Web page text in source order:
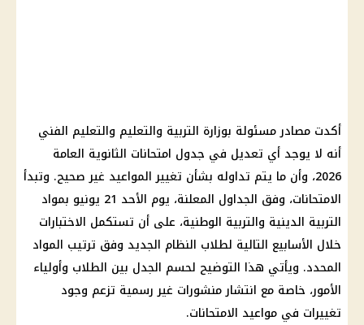
أكدت مصادر مسئولة بوزارة التربية والتعليم والتعليم الفني
أنه لا يوجد أي تعديل في جدول امتحانات الثانوية العامة
2026، وأن ما يتم تداوله بشأن تغيير المواعيد غير صحيح. وتبدأ
الامتحانات، وفق الجداول المعلنة، يوم الأحد 21 يونيو بمواد
التربية الدينية والتربية الوطنية، على أن تستكمل الاختبارات
خلال الأسابيع التالية لطلاب النظام الجديد وفق ترتيب المواد
المحدد. ويأتي هذا التوضيح لحسم الجدل بين الطلاب وأولياء
الأمور، خاصة مع انتشار منشورات غير رسمية تزعم وجود
تغييرات في مواعيد الامتحانات.